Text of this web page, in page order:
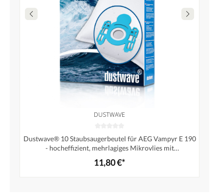
DUSTWAVE
Dustwave® 10 Staubsaugerbeutel für AEG Vampyr E 190
- hocheffizient, mehrlagiges Mikrovlies mit
Hygieneverschluss - Made in Germany
11,80 €*